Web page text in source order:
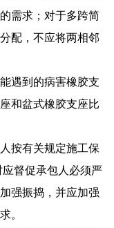
需求；对于多跨简
配，不应将两相邻
遇到的病害橡胶支
和盆式橡胶支座比
按有关规定施工保
督促承包人必须严
强振捣，并应加强
。